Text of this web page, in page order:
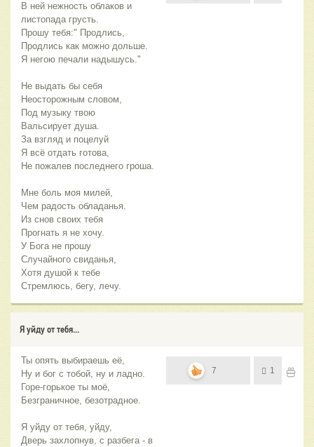
В ней нежность облаков и
листопада грусть.
Прошу тебя:" Продлись,
Продлись как можно дольше.
Я негою печали надышусь."
Не выдать бы себя
Неосторожным словом,
Под музыку твою
Вальсирует душа.
За взгляд и поцелуй
Я всё отдать готова,
Не пожалев последнего гроша.
Мне боль моя милей,
Чем радость обладанья.
Из снов своих тебя
Прогнать я не хочу.
У Бога не прошу
Случайного свиданья,
Хотя душой к тебе
Стремлюсь, бегу, лечу.
Я уйду от тебя...
Ты опять выбираешь её,
Ну и бог с тобой, ну и ладно.
Горе-горькое ты моё,
Безграничное, безотрадное.
Я уйду от тебя, уйду,
Дверь захлопнув, с разбега - в
7 1